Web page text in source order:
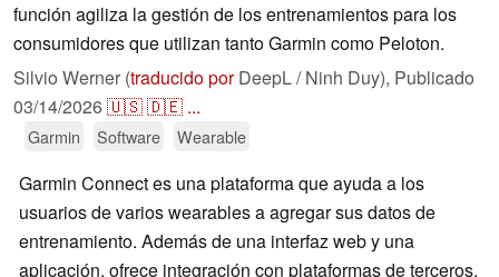
función agiliza la gestión de los entrenamientos para los
consumidores que utilizan tanto Garmin como Peloton.
Silvio Werner (traducido porDeepL / Ninh Duy), Publicado
03/14/2026🇺🇸🇩🇪 ...
Garmin Software Wearable
Garmin Connect es una plataforma que ayuda a los
usuarios de varios wearables a agregar sus datos de
entrenamiento. Además de una interfaz web y una
aplicación, ofrece integración con plataformas de terceros.